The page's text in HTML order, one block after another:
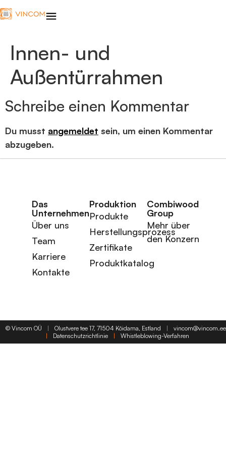
Innen- und
Außentürrahmen
Schreibe einen Kommentar
Du musst angemeldet sein, um einen Kommentar
abzugeben.
Das
Unternehmen
Über uns
Team
Karriere
Kontakte
Produktion
Produkte
Herstellungsprozess
Zertifikate
Produktkatalog
Combiwood
Group
Mehr über
den Konzern
© Vincom OÜ | Olustvere tee 17, 71504 Kõidama, Estland |
vincom@vincom.ee
|
Datenschutzrichtlinie | Whistleblowing-Verfahren